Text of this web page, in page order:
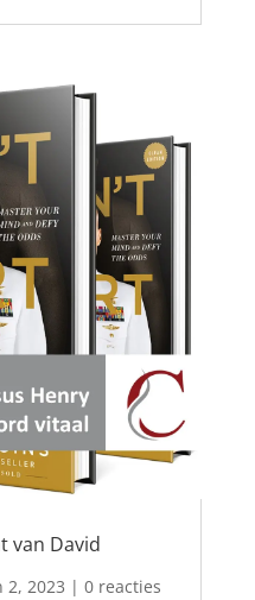
van David
2, 2023 | 0 reacties